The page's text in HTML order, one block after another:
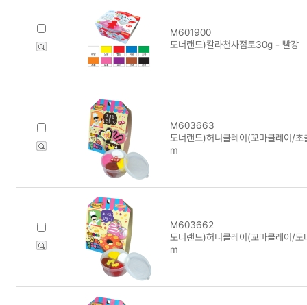
M601900
도너랜드)칼라천사점토30g - 빨강
M603663
도너랜드)허니클레이(꼬마클레이/
m
M603662
도너랜드)허니클레이(꼬마클레이/
m